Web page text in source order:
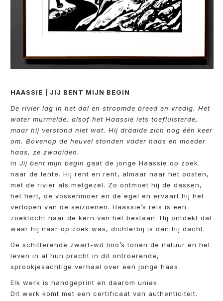
HAASSIE | JIJ BENT MIJN BEGIN
De rivier lag in het dal en stroomde breed en vredig. Het
water murmelde, alsof het Haassie iets toefluisterde,
maar hij verstond niet wat. Hij draaide zich nog één keer
om. Bovenop de heuvel stonden vader haas en moeder
haas, ze zwaaiden.
In Jij bent mijn begin gaat de jonge Haassie op zoek
naar de lente. Hij rent en rent, almaar naar het oosten,
met de rivier als metgezel. Zo ontmoet hij de dassen,
het hert, de vossenmoer en de egel en ervaart hij het
verlopen van de seizoenen. Haassie’s reis is een
zoektocht naar de kern van het bestaan. Hij ontdekt dat
waar hij naar op zoek was, dichterbij is dan hij dacht.
De schitterende zwart-wit lino’s tonen de natuur en het
leven in al hun pracht in dit ontroerende,
sprookjesachtige verhaal over een jonge haas.
Elk werk is handgeprint en daarom uniek.
Dit werk komt met een certificaat van authenticiteit.